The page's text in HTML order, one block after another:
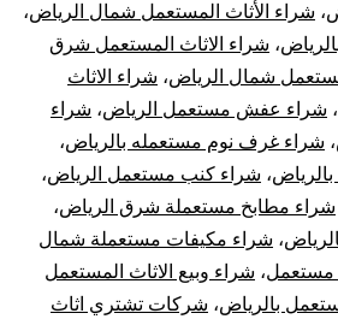
، شراء الأثاث المستعمل شمال الرياض،
، شراء الاثاث المستعمل شرق
شمال الرياض، شراء الاثاث
، شراء عفش مستعمل الرياض، شراء
، شراء غرف نوم مستعمله بالرياض،
، شراء كنب مستعمل الرياض،
شراء مطابخ مستعملة شرق الرياض،
، شراء مكيفات مستعملة شمال
مستعمل، شراء وبيع الاثاث المستعمل
بالرياض، شركات تشتري اثاث